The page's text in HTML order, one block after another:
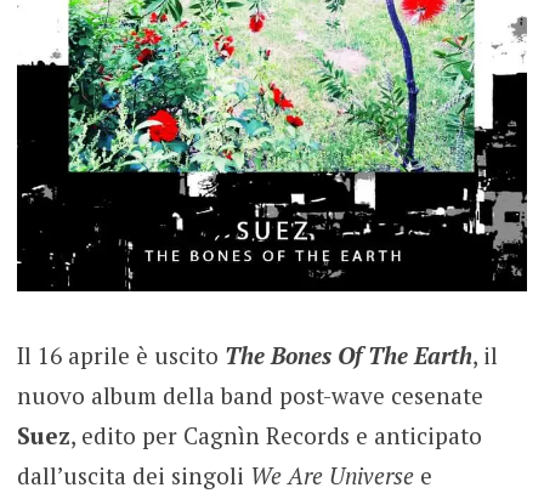
Il 16 aprile è uscito The Bones Of The Earth, il
nuovo album della band post-wave cesenate
Suez, edito per Cagnìn Records e anticipato
dall’uscita dei singoli We Are Universee